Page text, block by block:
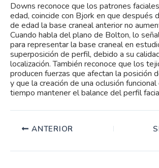
Downs reconoce que los patrones
edad, coincide con Bjork en que después
de edad la base craneal anterior no
Cuando habla del plano de Bolton, lo
para representar la base craneal en
superposición de perfil, debido a su
localización. También reconoce que los
producen fuerzas que afectan la posición
y que la creación de una oclusión
tiempo mantener el balance del perfil
ANTERIOR